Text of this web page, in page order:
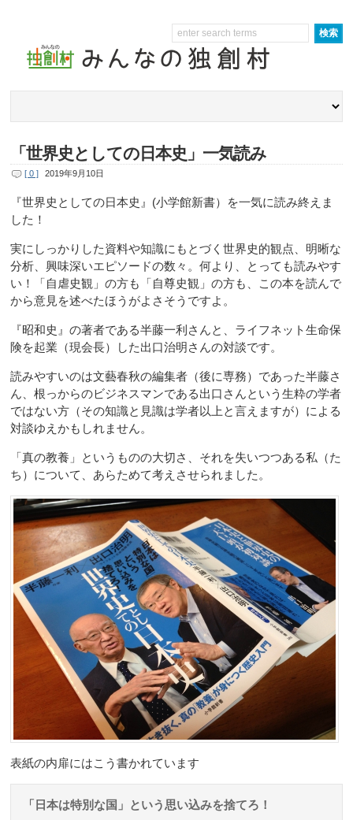
「世界史としての日本史」一気読み
[ 0 ] 2019年9月10日
『世界史としての日本史』(小学館新書）を一気に読み終えま
した！
実にしっかりした資料や知識にもとづく世界史的観点、明晰な
分析、興味深いエピソードの数々。何より、とっても読みやす
い！「自虐史観」の方も「自尊史観」の方も、この本を読んで
から意見を述べたほうがよさそうですよ。
『昭和史』の著者である半藤一利さんと、ライフネット生命保
険を起業（現会長）した出口治明さんの対談です。
読みやすいのは文藝春秋の編集者（後に専務）であった半藤さ
ん、根っからのビジネスマンである出口さんという生粋の学者
ではない方（その知識と見識は学者以上と言えますが）による
対談ゆえかもしれません。
「真の教養」というものの大切さ、それを失いつつある私（た
ち）について、あらためて考えさせられました。
表紙の内扉にはこう書かれています
「日本は特別な国」という思い込みを捨てろ！